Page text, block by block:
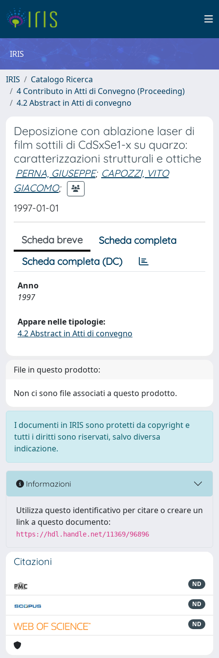
IRIS
IRIS
Catalogo Ricerca
4 Contributo in Atti di Convegno (Proceeding)
4.2 Abstract in Atti di convegno
Deposizione con ablazione laser di
film sottili di CdSxSe1-x su quarzo:
caratterizzazioni strutturali e ottiche
PERNA, GIUSEPPE; CAPOZZI, VITO
GIACOMO;
1997-01-01
Scheda breve
Scheda completa
Scheda completa (DC)
Anno
1997
Appare nelle tipologie:
4.2 Abstract in Atti di convegno
File in questo prodotto:
Non ci sono file associati a questo prodotto.
I documenti in IRIS sono protetti da copyright e
tutti i diritti sono riservati, salvo diversa
indicazione.
Informazioni
Utilizza questo identificativo per citare o creare un
link a questo documento:
https://hdl.handle.net/11369/96896
Citazioni
ND
ND
ND